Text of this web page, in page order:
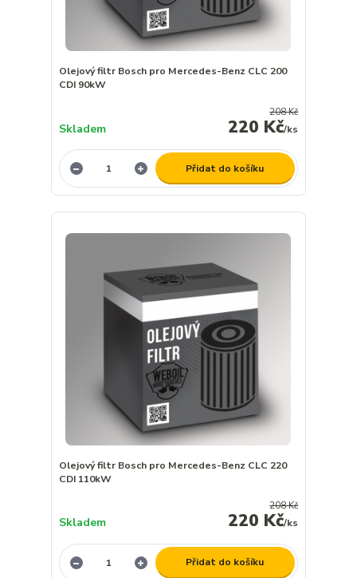
Olejový filtr Bosch pro Mercedes-Benz CLC 200
CDI 90kW
208 Kč
220 Kč/ks
Skladem
Přidat do košíku
Olejový filtr Bosch pro Mercedes-Benz CLC 220
CDI 110kW
208 Kč
220 Kč/ks
Skladem
Přidat do košíku